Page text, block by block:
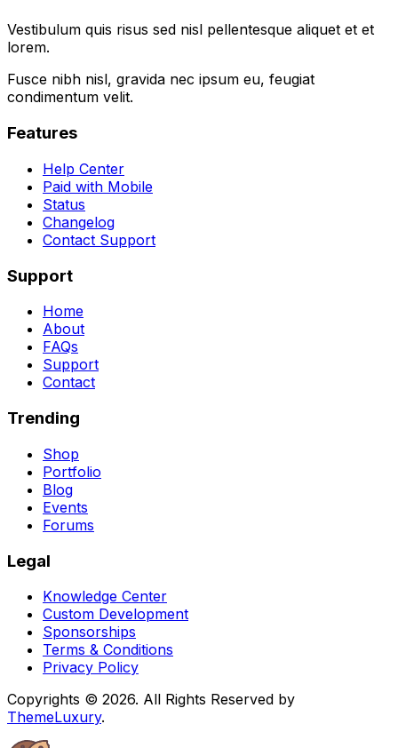
Vestibulum quis risus sed nisl pellentesque aliquet et et
lorem.
Fusce nibh nisl, gravida nec ipsum eu, feugiat
condimentum velit.
Features
Help Center
Paid with Mobile
Status
Changelog
Contact Support
Support
Home
About
FAQs
Support
Contact
Trending
Shop
Portfolio
Blog
Events
Forums
Legal
Knowledge Center
Custom Development
Sponsorships
Terms & Conditions
Privacy Policy
Copyrights © 2026. All Rights Reserved by
ThemeLuxury.